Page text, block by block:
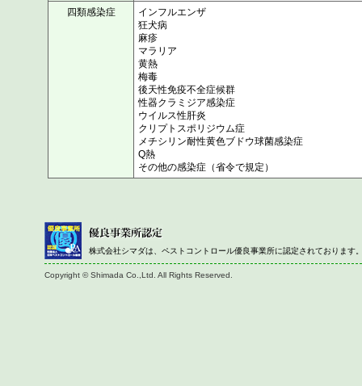
四類感染症
インフルエンザ
狂犬病
麻疹
マラリア
黄熱
梅毒
後天性免疫不全症候群
性器クラミジア感染症
ウイルス性肝炎
クリプトスポリジウム症
メチシリン耐性黄色ブドウ球菌感染症
Q熱
その他の感染症（省令で規定）
株式会社シマダは、ペストコントロール優良事業所に認定されております
Copyright © Shimada Co.,Ltd. All Rights Reserved.